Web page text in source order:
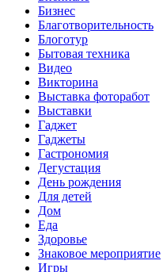
Бизнес
Благотворительность
Блоготур
Бытовая техника
Видео
Викторина
Выставка фоторабот
Выставки
Гаджет
Гаджеты
Гастрономия
Дегустация
День рождения
Для детей
Дом
Еда
Здоровье
Знаковое мероприятие
Игры